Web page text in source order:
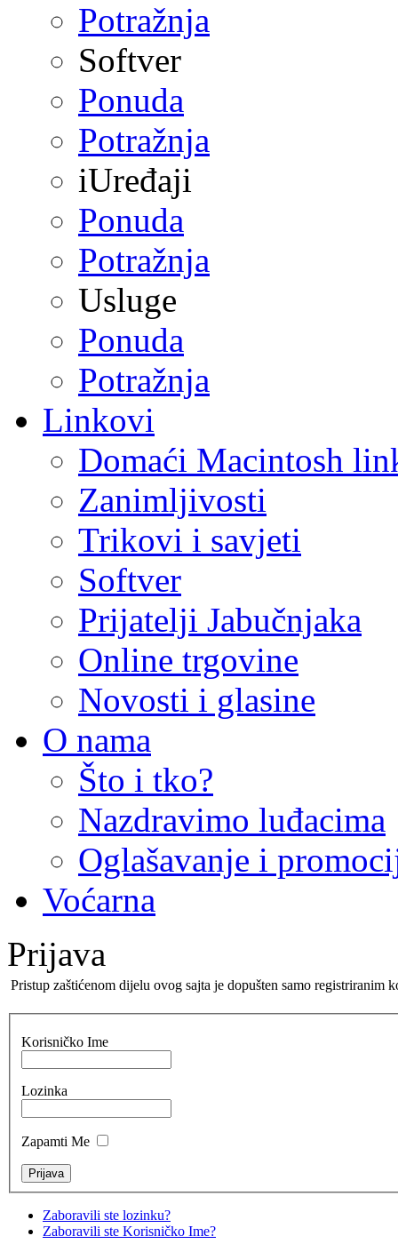
Potražnja
Softver
Ponuda
Potražnja
iUređaji
Ponuda
Potražnja
Usluge
Ponuda
Potražnja
Linkovi
Domaći Macintosh
Zanimljivosti
Trikovi i savjeti
Softver
Prijatelji Jabučnjaka
Online trgovine
Novosti i glasine
O nama
Što i tko?
Nazdravimo luđacima
Oglašavanje i
Voćarna
Prijava
Pristup zaštićenom dijelu ovog sajta je dopušten samo registriranim
Korisničko Ime
Lozinka
Zapamti Me
Zaboravili ste lozinku?
Zaboravili ste Korisničko Ime?